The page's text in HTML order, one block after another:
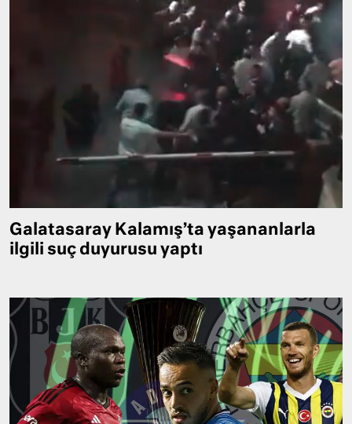
Galatasaray Kalamış’ta yaşananlarla
ilgili suç duyurusu yaptı